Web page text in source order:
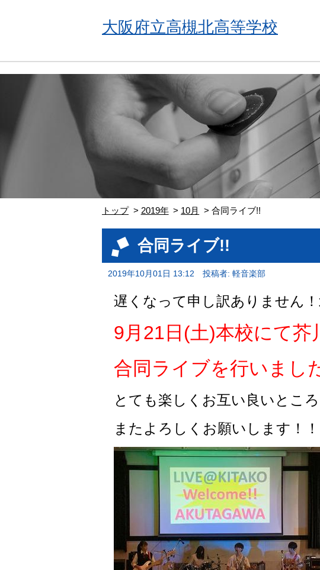
大阪府立高槻北高等学校
トップ 2019年 10月 合同ライブ!!
合同ライブ!!
2019年10月01日 13:12 投稿者: 軽音楽部
遅くなって申し訳ありません！
9月21日(土)本校にて芥
合同ライブを行いまし
とても楽しくお互い良いとこ
またよろしくお願いします！！